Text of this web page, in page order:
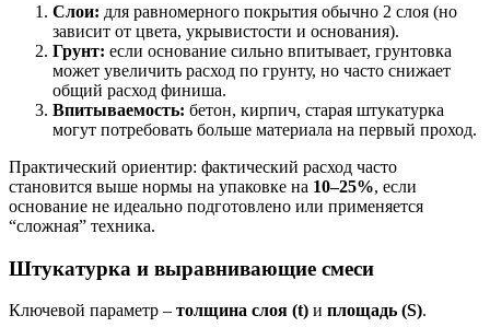
Слои: для равномерного покрытия обычно 2 слоя (но
зависит от цвета, укрывистости и основания).
Грунт: если основание сильно впитывает, грунтовка
может увеличить расход по грунту, но часто снижает
общий расход финиша.
Впитываемость: бетон, кирпич, старая штукатурка
могут потребовать больше материала на первый проход.
Практический ориентир: фактический расход часто
становится выше нормы на упаковке на 10–25%, если
основание не идеально подготовлено или применяется
“сложная” техника.
Штукатурка и выравнивающие смеси
Ключевой параметр – толщина слоя (t) и площадь (S).